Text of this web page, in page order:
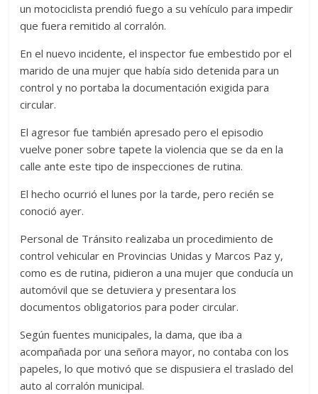
un motociclista prendió fuego a su vehículo para impedir
que fuera remitido al corralón.
En el nuevo incidente, el inspector fue embestido por el
marido de una mujer que había sido detenida para un
control y no portaba la documentación exigida para
circular.
El agresor fue también apresado pero el episodio
vuelve poner sobre tapete la violencia que se da en la
calle ante este tipo de inspecciones de rutina.
El hecho ocurrió el lunes por la tarde, pero recién se
conoció ayer.
Personal de Tránsito realizaba un procedimiento de
control vehicular en Provincias Unidas y Marcos Paz y,
como es de rutina, pidieron a una mujer que conducía un
automóvil que se detuviera y presentara los
documentos obligatorios para poder circular.
Según fuentes municipales, la dama, que iba a
acompañada por una señora mayor, no contaba con los
papeles, lo que motivó que se dispusiera el traslado del
auto al corralón municipal.